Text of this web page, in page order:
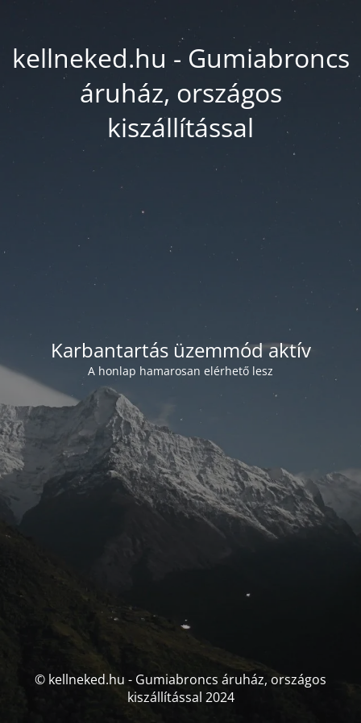
kellneked.hu - Gumiabroncs
áruház, országos
kiszállítással
Karbantartás üzemmód aktív
A honlap hamarosan elérhető lesz
© kellneked.hu - Gumiabroncs áruház, országos
kiszállítással 2024